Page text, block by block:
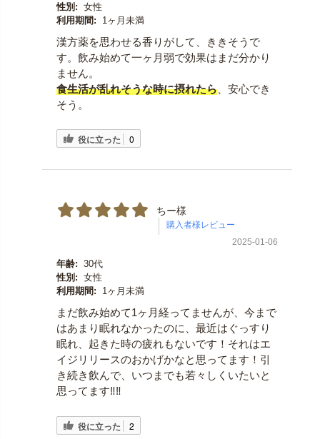
性別: 女性
利用期間:
1ヶ月未満
漢方薬を思わせる香りがして、ききそうで
す。飲み始めて一ヶ月弱で効果はまだ分かり
ません。
食生活が乱れそうな時に摂れたら、安心でき
そう。
役に立った 0
ちー様
2025-01-06
年齢: 30代
性別: 女性
利用期間:
1ヶ月未満
まだ飲み始めて1ヶ月経ってませんが、今まで
はあまり眠れなかったのに、最近はぐっすり
眠れ、起きた時の疲れもないです！それはエ
イジリリースのおかげかなと思ってます！引
き続き飲んで、いつまでも若々しくいたいと
思ってます‼︎‼︎
役に立った 2